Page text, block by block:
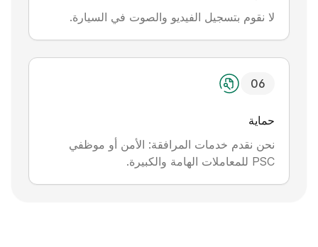
لا نقوم بتسجيل الفيديو والصوت في السيارة.
06
حماية
نحن نقدم خدمات المرافقة: الأمن أو موظفي
PSC للمعاملات الهامة والكبيرة.